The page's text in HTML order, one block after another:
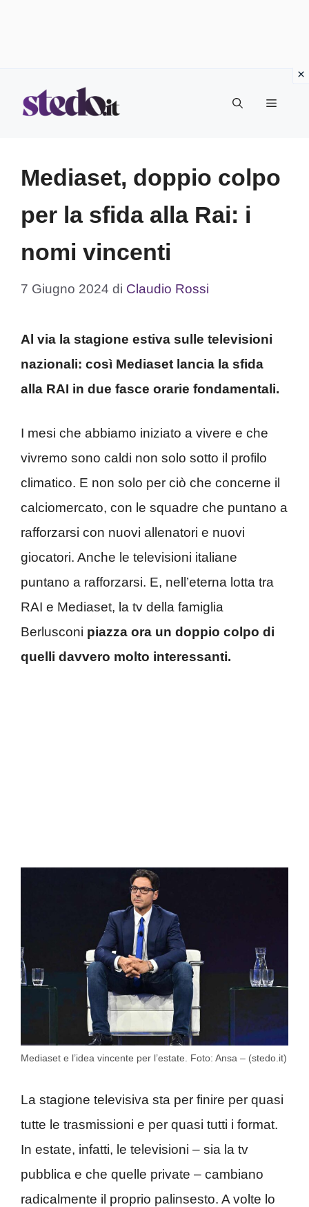
Menu
Mediaset, doppio colpo
per la sfida alla Rai: i
nomi vincenti
7 Giugno 2024 di Claudio Rossi
Al via la stagione estiva sulle televisioni
nazionali: così Mediaset lancia la sfida
alla RAI in due fasce orarie fondamentali.
I mesi che abbiamo iniziato a vivere e che
vivremo sono caldi non solo sotto il profilo
climatico. E non solo per ciò che concerne il
calciomercato, con le squadre che puntano a
rafforzarsi con nuovi allenatori e nuovi
giocatori. Anche le televisioni italiane
puntano a rafforzarsi. E, nell’eterna lotta tra
RAI e Mediaset, la tv della famiglia
Berlusconi piazza ora un doppio colpo di
quelli davvero molto interessanti.
Mediaset e l’idea vincente per l’estate. Foto: Ansa – (stedo.it)
La stagione televisiva sta per finire per quasi
tutte le trasmissioni e per quasi tutti i format.
In estate, infatti, le televisioni – sia la tv
pubblica e che quelle private – cambiano
radicalmente il proprio palinsesto. A volte lo